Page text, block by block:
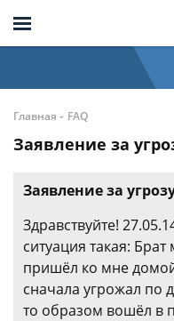
Главная - FAQ
Заявление за
Заявление за
Здравствуйте!
ситуация такая:
пришёл ко мне
сначала угрожал по
то образом вошёл в